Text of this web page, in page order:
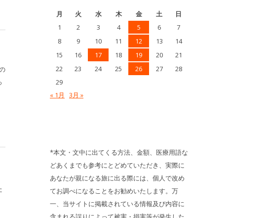
月 火 水 木 金 土
日
1
2 3 4 5 6
7
8
9 10 11 12 13
14
15
16 17 18 19 20
21
22
23 24 25 26 27
28
29
« 1月
3月 »
*本文・文中に出てくる方法、金額、医療用語な
どあくまでも参考にとどめていただき、実際に
あなたが親になる旅に出る際には、個人で改め
てお調べになることをお勧めいたします。万
一、当サイトに掲載されている情報及び内容に